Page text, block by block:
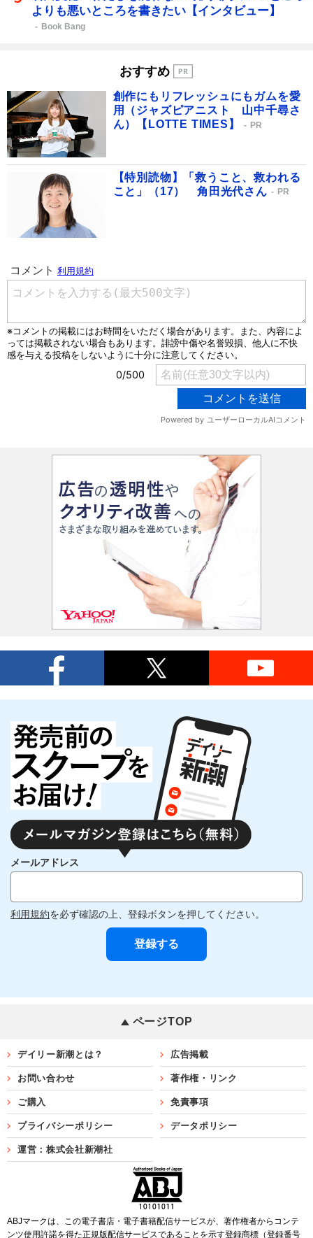
よりも悪いところを書きたい【インタビュー】
Book Bang
おすすめ
創作にもリフレッシュにもガムを愛
用（ジャズピアニスト 山中千尋さ
ん）【LOTTE TIMES】
PR
【特別読物】「救うこと、救われる
こと」（17） 角田光代さん
PR
メールアドレス
利用規約を必ず確認の上、登録ボタンを押してください。
ページTOP
デイリー新潮とは？ 広告掲載
お問い合わせ 著作権・リンク
ご購入 免責事項
プライバシーポリシー データポリシー
運営：株式会社新潮社
ABJマークは、この電子書店・電子書籍配信サービスが、著作権者からコンテ
ンツ使用許諾を得た正規版配信サービスであることを示す登録商標（登録番号